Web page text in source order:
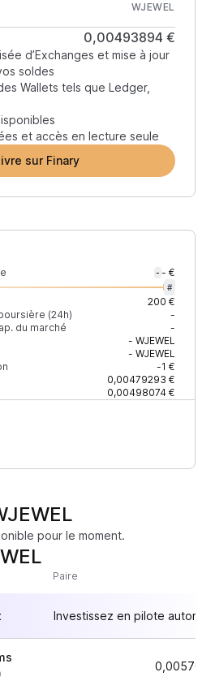
WJEWEL
0,00493894 €
d’Exchanges et mise à jour
soldes
Wallets tels que Ledger,
et accès en lecture seule
sur Finary
- - €
#
200 €
(24h)
-
du marché
-
- WJEWEL
- WJEWEL
-1 €
0,00479293 €
0,00498074 €
pour le moment.
Paire
Investissez en pilote